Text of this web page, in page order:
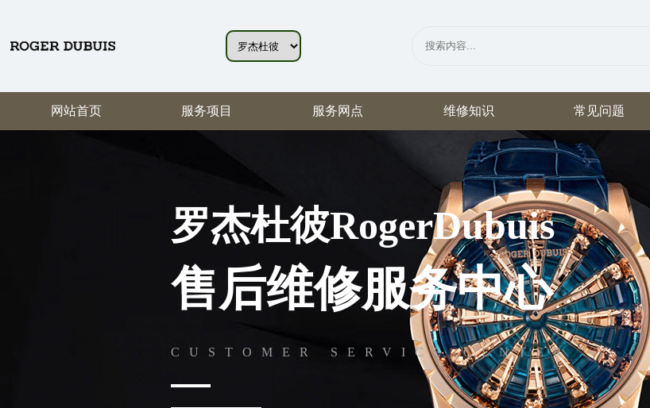
网站首页 服务项目 服务网点 维修知识 常见问题
罗杰杜彼RogerDubuis
售后维修服务中心
CUSTOMER SERVICE CENTER